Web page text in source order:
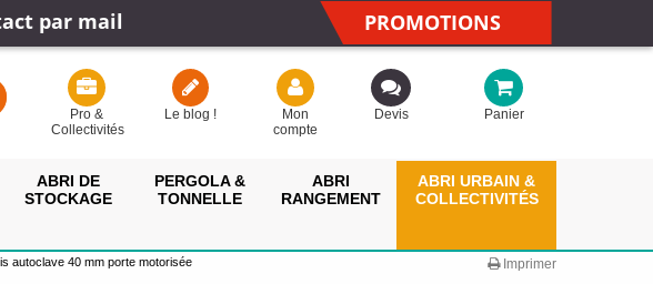
par mail PROMOTIONS
Pro &
Collectivités
Le blog !
Mon
compte
Devis Panier
ABRI DE
STOCKAGE
PERGOLA &
TONNELLE
ABRI
RANGEMENT
ABRI URBAIN &
COLLECTIVITÉS
autoclave 40 mm porte motorisée Imprimer